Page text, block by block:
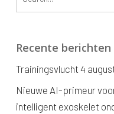
Recente berichten
Trainingsvlucht 4
Nieuwe AI-primeur
intelligent exoskelet